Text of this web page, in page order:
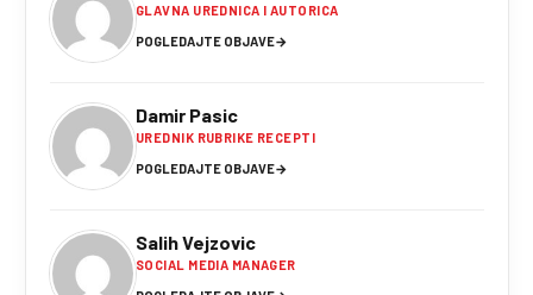
GLAVNA UREDNICA I AUTORICA
POGLEDAJTE OBJAVE→
Damir Pasic
UREDNIK RUBRIKE RECEPTI
POGLEDAJTE OBJAVE→
Salih Vejzovic
SOCIAL MEDIA MANAGER